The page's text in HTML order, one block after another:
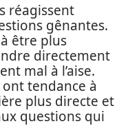
réagissent
gênantes.
être plus
directement
mal à l’aise.
tendance à
plus directe et
questions qui